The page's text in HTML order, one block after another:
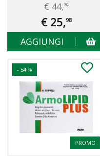
€ 44,90
€ 25,98
AGGIUNGI
- 54 %
PROMO